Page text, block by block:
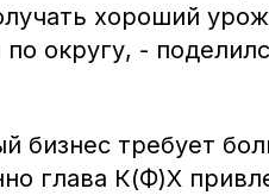
хороший
округу, -
бизнес требует
глава К(Ф)Х